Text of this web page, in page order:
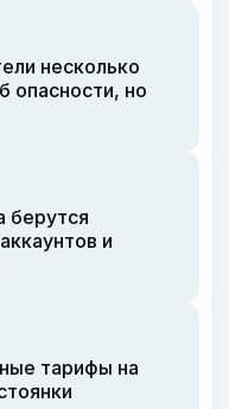
несколько
опасности, но
берутся
и
тарифы на